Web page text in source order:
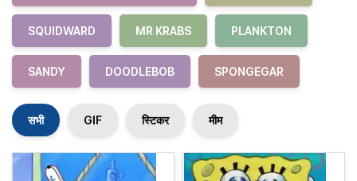
SQUIDWARD MR KRABS PLANKTON
SANDY DOODLEBOB SPONGEGAR
सभी GIF स्टिकर मीम